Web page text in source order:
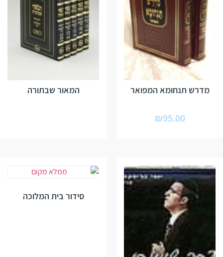
מדרש תנחומא המפואר
₪95.00
המאור שבתורה
סידור בית המלוכה